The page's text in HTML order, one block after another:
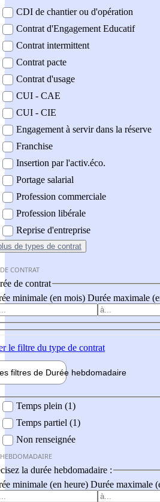
CDI de chantier ou d'opération
Contrat d'Engagement Educatif
Contrat intermittent
Contrat pacte
Contrat d'usage
CUI - CAE
CUI - CIE
Engagement à servir dans la réserve
Franchise
Insertion par l'activ.éco.
Portage salarial
Profession commerciale
Profession libérale
Reprise d'entreprise
de types de contrat
CONTRAT
de contrat
minimale (en mois) Durée maximale
le filtre du type de contrat
filtres de Durée hebdomadaire
Temps plein (1)
Temps partiel (1)
Non renseignée
la durée hebdomadaire :
minimale (en heure) Durée maximale